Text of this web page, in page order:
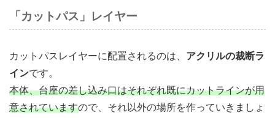
「カットパス」レイヤー
カットパスレイヤーに配置されるのは、 アクリルの裁断ラ
インです。
本体、台座の差し込み口はそれぞれ既にカットラインが用
意されていますので、それ以外の場所を作っていきましょ